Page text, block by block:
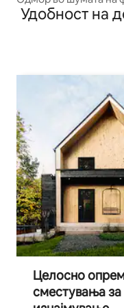
Удобност на
Целосно
сместувања за